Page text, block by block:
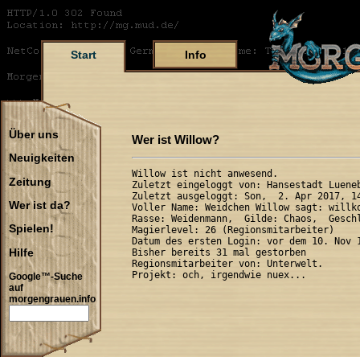
Start Info
Über uns
Neuigkeiten
Zeitung
Wer ist da?
Spielen!
Hilfe
Google™-Suche
auf
morgengrauen.info
Wer ist Willow?
Willow ist nicht anwesend.
Zuletzt eingeloggt von: Hansestadt
Zuletzt ausgeloggt: Son,  2. Apr 2017,
Voller Name: Weidchen Willow sagt:
Rasse: Weidenmann,  Gilde: Chaos,
Magierlevel: 26 (Regionsmitarbeiter)
Datum des ersten Login: vor dem 10. Nov
Bisher bereits 31 mal gestorben
Regionsmitarbeiter von: Unterwelt.